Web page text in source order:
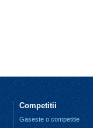
Competitii
Gaseste o competitie